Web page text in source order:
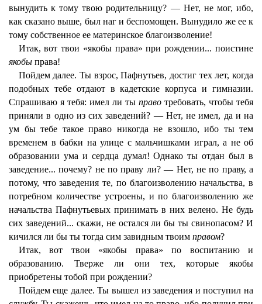
вынудить к тому твою родительницу? — Нет, не мог, ибо,
как сказано выше, был наг и беспомощен. Вынудило же ее к
тому собственное ее материнское благоизволение!
Итак, вот твои «якобы права» при рождении... поистине
якобы права!
Пойдем далее. Ты взрос, Пафнутьев, достиг тех лет, когда
подобных тебе отдают в кадетские корпуса и гимназии.
Спрашиваю я тебя: имел ли ты право требовать, чтобы тебя
приняли в одно из сих заведений? — Нет, не имел, да и на
ум бы тебе такое право никогда не взошло, ибо ты тем
временем в бабки на улице с мальчишками играл, а не об
образовании ума и сердца думал! Однако ты отдан был в
заведение... почему? не по праву ли? — Нет, не по праву, а
потому, что заведения те, по благоизволению начальства, в
потребном количестве устроены, и по благоизволению же
начальства Пафнутьевых принимать в них велено. Не будь
сих заведений... скажи, не остался ли бы ты свинопасом? И
кичился ли бы ты тогда сим завидным твоим правом?
Итак, вот твои «якобы права» по воспитанию и
образованию. Тверже ли они тех, которые якобы
приобретены тобой при рождении?
Пойдем еще далее. Ты вышел из заведения и поступил на